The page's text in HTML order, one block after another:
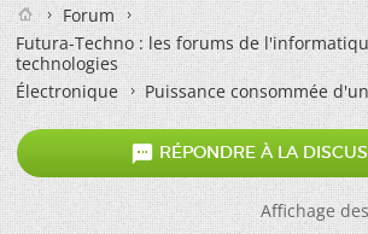
Forum
Futura-Techno : les forums de
technologies
Électronique
Puissance consommée
 RÉPONDRE À LA
Affichage